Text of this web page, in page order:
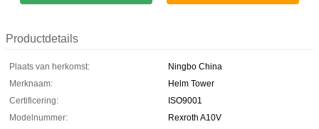
Productdetails
Plaats van herkomst:
Ningbo China
Merknaam:
Helm Tower
Certificering:
ISO9001
Modelnummer:
Rexroth A10V